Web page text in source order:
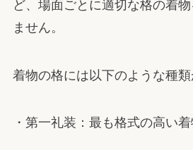
ど、場面ごとに適切な格の着
ません。
着物の格には以下のような種類
・第一礼装：最も格式の高い着